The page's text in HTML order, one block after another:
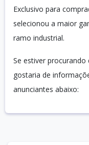
Exclusivo para
selecionou a maior
ramo industrial.
Se estiver
gostaria de
anunciantes abaixo: